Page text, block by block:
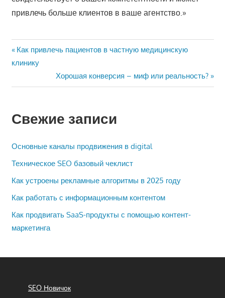
привлечь больше клиентов в ваше агентство.»
Навигация
записям
Предыдущая
запись:
Как привлечь пациентов в частную медицинскую
клинику
Следующая
запись:
Хорошая конверсия – миф или реальность?
Свежие записи
Основные каналы продвижения в digital
Техническое SEO базовый чеклист
Как устроены рекламные алгоритмы в 2025 году
Как работать с информационным контентом
Как продвигать SaaS-продукты с помощью контент-
маркетинга
SEO Новичок